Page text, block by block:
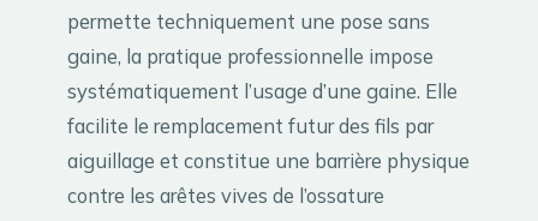
permette techniquement une pose sans
gaine, la pratique professionnelle impose
systématiquement l’usage d’une gaine. Elle
facilite le remplacement futur des fils par
aiguillage et constitue une barrière physique
contre les arêtes vives de l’ossature